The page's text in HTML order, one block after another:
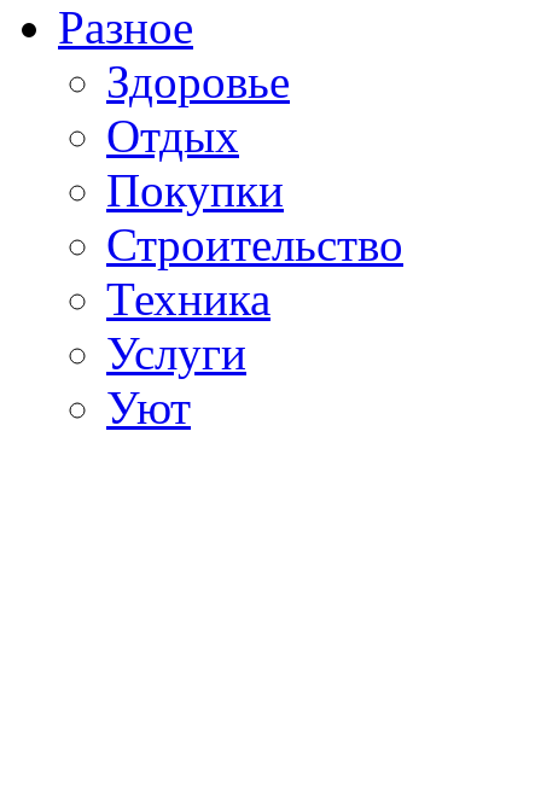
Разное
Здоровье
Отдых
Покупки
Строительство
Техника
Услуги
Уют